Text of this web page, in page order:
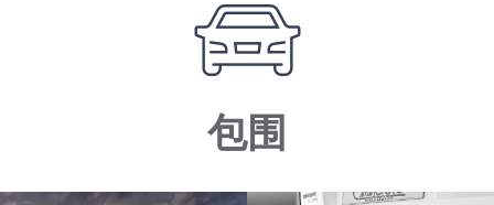
包围